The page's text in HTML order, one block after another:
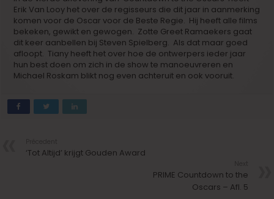
Erik Van Looy het over de regisseurs die dit jaar in aanmerking
komen voor de Oscar voor de Beste Regie. Hij heeft alle films
bekeken, gewikt en gewogen. Zotte Greet Ramaekers gaat
dit keer aanbellen bij Steven Spielberg. Als dat maar goed
afloopt. Tiany heeft het over hoe de ontwerpers ieder jaar
hun best doen om zich in de show te manoeuvreren en
Michael Roskam blikt nog even achteruit en ook vooruit.
‘Tot Altijd’ krijgt Gouden Award
PRIME Countdown to the
Oscars – Afl. 5